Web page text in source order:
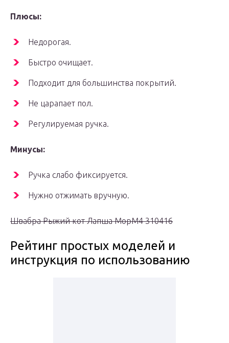
Плюсы:
Недорогая.
Быстро очищает.
Подходит для большинства покрытий.
Не царапает пол.
Регулируемая ручка.
Минусы:
Ручка слабо фиксируется.
Нужно отжимать вручную.
Швабра Рыжий кот Лапша MopM4 310416
Рейтинг простых моделей и
инструкция по использованию